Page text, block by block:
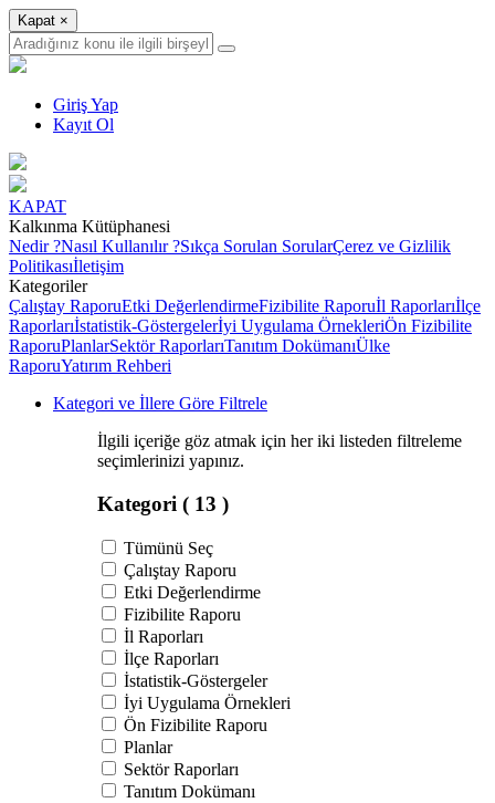
Kapat ×
Giriş Yap
Kayıt Ol
KAPAT
Kalkınma Kütüphanesi
Nedir ?Nasıl Kullanılır ?Sıkça Sorulan SorularÇerez ve Gizlilik
Politikasıİletişim
Kategoriler
Çalıştay RaporuEtki DeğerlendirmeFizibilite Raporuİl Raporlarıİlçe
Raporlarıİstatistik-Göstergelerİyi Uygulama ÖrnekleriÖn Fizibilite
RaporuPlanlarSektör RaporlarıTanıtım DokümanıÜlke
RaporuYatırım Rehberi
Kategori ve İllere Göre Filtrele
İlgili içeriğe göz atmak için her iki listeden filtreleme
seçimlerinizi yapınız.
Kategori ( 13 )
Tümünü Seç
Çalıştay Raporu
Etki Değerlendirme
Fizibilite Raporu
İl Raporları
İlçe Raporları
İstatistik-Göstergeler
İyi Uygulama Örnekleri
Ön Fizibilite Raporu
Planlar
Sektör Raporları
Tanıtım Dokümanı